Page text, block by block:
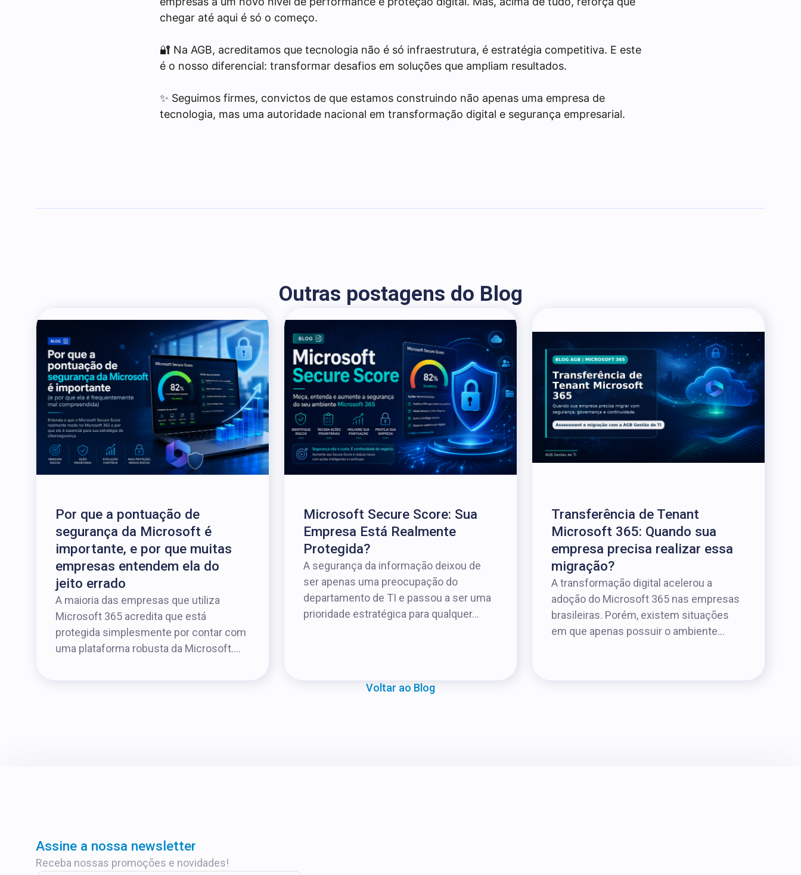
chegar até aqui é só o começo.
🔐 Na AGB, acreditamos que tecnologia não é só infraestrutura, é estratégia competitiva. E este
é o nosso diferencial: transformar desafios em soluções que ampliam resultados.
✨ Seguimos firmes, convictos de que estamos construindo não apenas uma empresa de
tecnologia, mas uma autoridade nacional em transformação digital e segurança empresarial.
Outras postagens do Blog
Por que a pontuação de
segurança da Microsoft é
importante, e por que muitas
empresas entendem ela do
jeito errado
A maioria das empresas que utiliza
Microsoft 365 acredita que está
protegida simplesmente por contar com
uma plataforma robusta da Microsoft....
Microsoft Secure Score: Sua
Empresa Está Realmente
Protegida?
A segurança da informação deixou de
ser apenas uma preocupação do
departamento de TI e passou a ser uma
prioridade estratégica para qualquer...
Transferência de Tenant
Microsoft 365: Quando sua
empresa precisa realizar essa
migração?
A transformação digital acelerou a
adoção do Microsoft 365 nas empresas
brasileiras. Porém, existem situações
em que apenas possuir o ambiente...
Voltar ao Blog
Assine a nossa newsletter
Receba nossas promoções e novidades!